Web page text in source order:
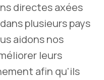
directes axées
plusieurs pays
aidons nos
leurs
afin qu'ils